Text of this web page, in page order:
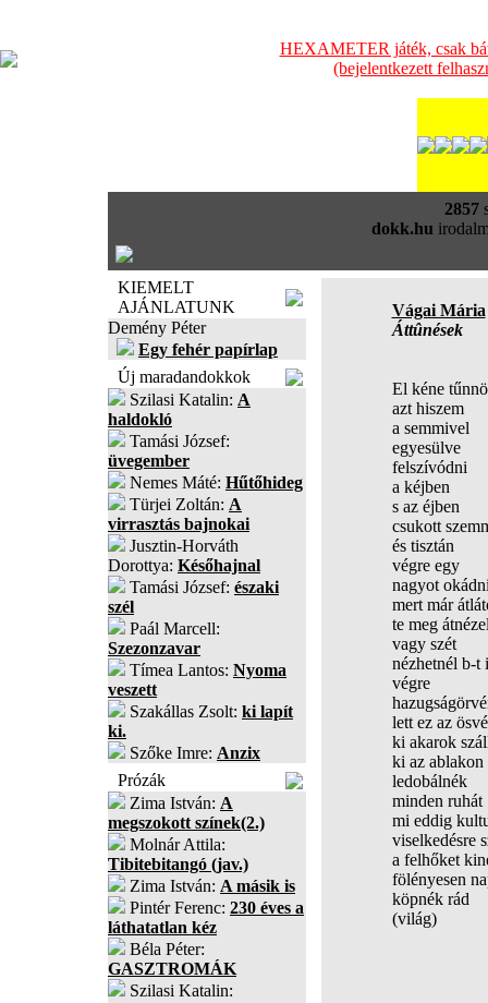
HEXAMETER játék, csak
(bejelentkezett
2857
dokk.hu
KIEMELT
AJÁNLATUNK
Demény Péter
Egy fehér papírlap
Új maradandokkok
Szilasi Katalin: A
haldokló
Tamási József:
üvegember
Nemes Máté: Hűtőhideg
Türjei Zoltán: A
virrasztás bajnokai
Jusztin-Horváth
Dorottya: Későhajnal
Tamási József: északi
szél
Paál Marcell:
Szezonzavar
Tímea Lantos: Nyoma
veszett
Szakállas Zsolt: ki lapít
ki.
Szőke Imre: Anzix
Prózák
Zima István: A
megszokott színek(2.)
Molnár Attila:
Tibitebitangó (jav.)
Zima István: A másik is
Pintér Ferenc: 230 éves a
láthatatlan kéz
Béla Péter:
GASZTROMÁK
Szilasi Katalin:
Vágai Mária
Áttûnések
El kéne
azt hiszem
a semmivel
egyesülve
felszívódni
a kéjben
s az éjben
csukott
és tisztán
végre egy
nagyot
mert már
te meg
vagy szét
nézhetnél b-t
végre
lett ez az
ki akarok
ki az ablakon
ledobálnék
minden ruhát
mi eddig
viselkedésre
a felhőket
fölényesen
köpnék rád
(világ)